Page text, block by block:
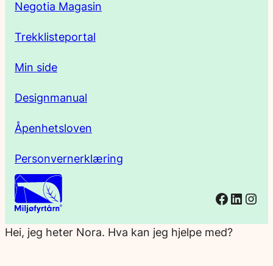
Negotia Magasin
Trekklisteportal
Min side
Designmanual
Åpenhetsloven
Personvernerklæring
Hei, jeg heter Nora. Hva kan jeg hjelpe med?